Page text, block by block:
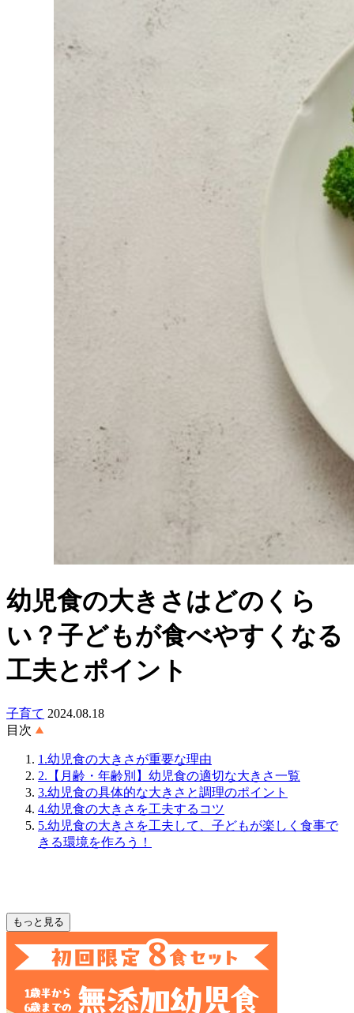
幼児食の大きさはどのくら
い？子どもが食べやすくなる
工夫とポイント
子育て 2024.08.18
目次
1.幼児食の大きさが重要な理由
2.【月齢・年齢別】幼児食の適切な大きさ一覧
3.幼児食の具体的な大きさと調理のポイント
4.幼児食の大きさを工夫するコツ
5.幼児食の大きさを工夫して、子どもが楽しく食事で
きる環境を作ろう！
もっと見る